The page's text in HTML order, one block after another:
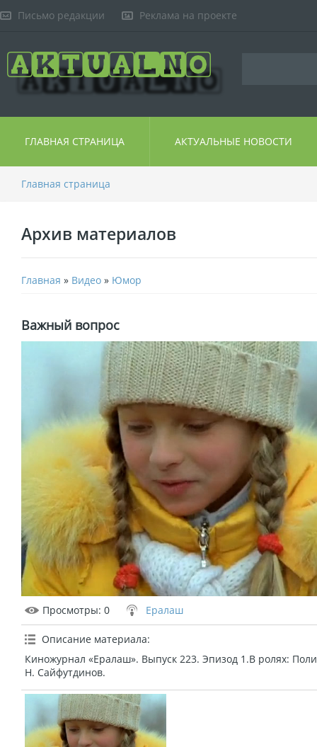
Письмо редакции Реклама на проекте
ГЛАВНАЯ СТРАНИЦА АКТУАЛЬНЫЕ НОВОСТИ
Главная страница
Архив материалов
Главная » Видео » Юмор
Важный вопрос
Просмотры: 0 Ералаш
Описание материала:
Киножурнал «Ералаш». Выпуск 223. Эпизод 1.В ролях:
Н. Сайфутдинов.